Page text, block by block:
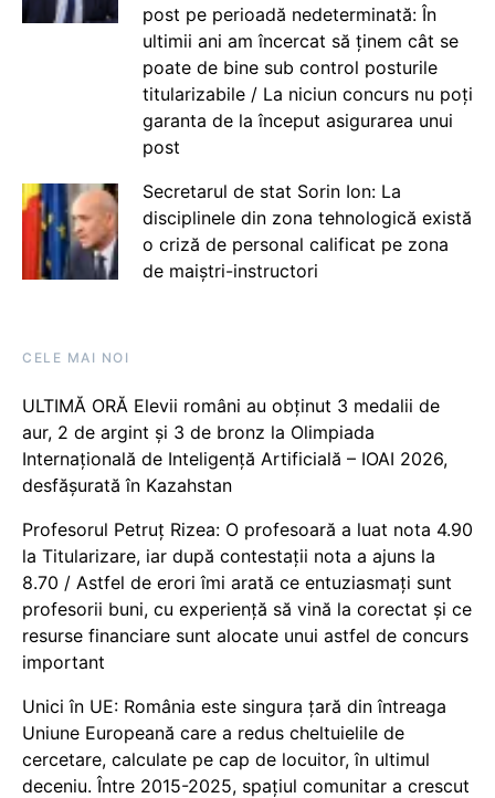
post pe perioadă nedeterminată: În
ultimii ani am încercat să ținem cât se
poate de bine sub control posturile
titularizabile / La niciun concurs nu poți
garanta de la început asigurarea unui
post
Secretarul de stat Sorin Ion: La
disciplinele din zona tehnologică există
o criză de personal calificat pe zona
de maiștri-instructori
CELE MAI NOI
ULTIMĂ ORĂ Elevii români au obținut 3 medalii de
aur, 2 de argint și 3 de bronz la Olimpiada
Internațională de Inteligență Artificială – IOAI 2026,
desfășurată în Kazahstan
Profesorul Petruț Rizea: O profesoară a luat nota 4.90
la Titularizare, iar după contestații nota a ajuns la
8.70 / Astfel de erori îmi arată ce entuziasmați sunt
profesorii buni, cu experiență să vină la corectat și ce
resurse financiare sunt alocate unui astfel de concurs
important
Unici în UE: România este singura țară din întreaga
Uniune Europeană care a redus cheltuielile de
cercetare, calculate pe cap de locuitor, în ultimul
deceniu. Între 2015-2025, spațiul comunitar a crescut